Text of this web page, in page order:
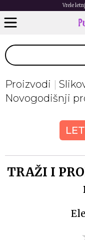
Vrele
Proizvodi
Novogodišnji
TRAŽI I